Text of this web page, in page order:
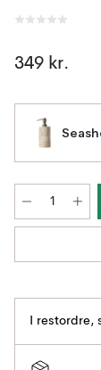
349 kr.
I restordre,